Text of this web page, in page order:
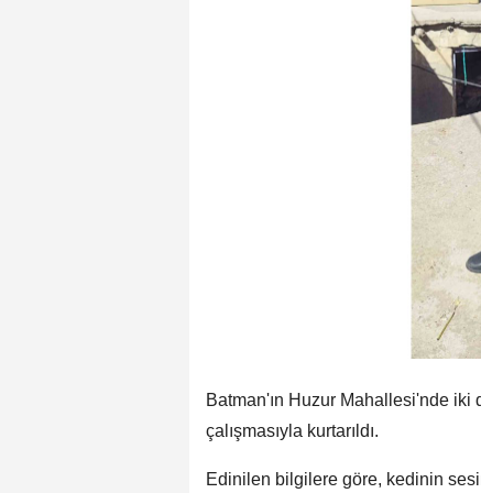
Batman'ın Huzur Mahallesi'nde iki
çalışmasıyla kurtarıldı.
Edinilen bilgilere göre, kedinin